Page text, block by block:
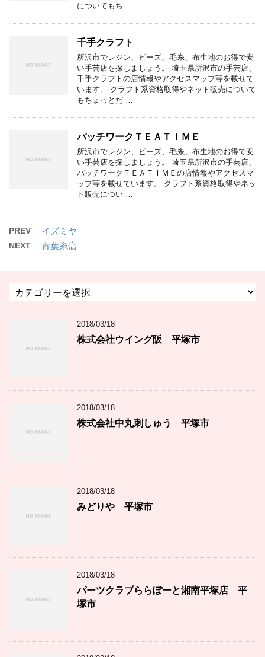
についてもち …
千手クラフト
所沢市でレジン、ビーズ、毛糸、布生地のお得で安
い手芸店を探しましょう。 埼玉県所沢市の手芸店、
千手クラフトの店情報やアクセスマップ等を載せて
います。 クラフト系資格取得やネット販売について
もちょっとだ …
パッチワークＴＥＡＴＩＭＥ
所沢市でレジン、ビーズ、毛糸、布生地のお得で安
い手芸店を探しましょう。 埼玉県所沢市の手芸店、
パッチワークＴＥＡＴＩＭＥの店情報やアクセスマ
ップ等を載せています。 クラフト系資格取得やネッ
ト販売につい …
PREV イズミヤ
NEXT 青葉糸店
テ
2018/03/18
株式会社ウイング阪 平塚市
2018/03/18
株式会社中丸刺しゅう 平塚市
2018/03/18
みどりや 平塚市
2018/03/18
パーツクラブららぽーと湘南平塚店 平
塚市